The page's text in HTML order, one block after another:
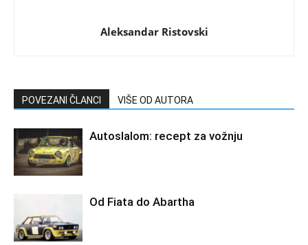
Aleksandar Ristovski
POVEZANI ČLANCI VIŠE OD AUTORA
Autoslalom: recept za vožnju
Od Fiata do Abartha